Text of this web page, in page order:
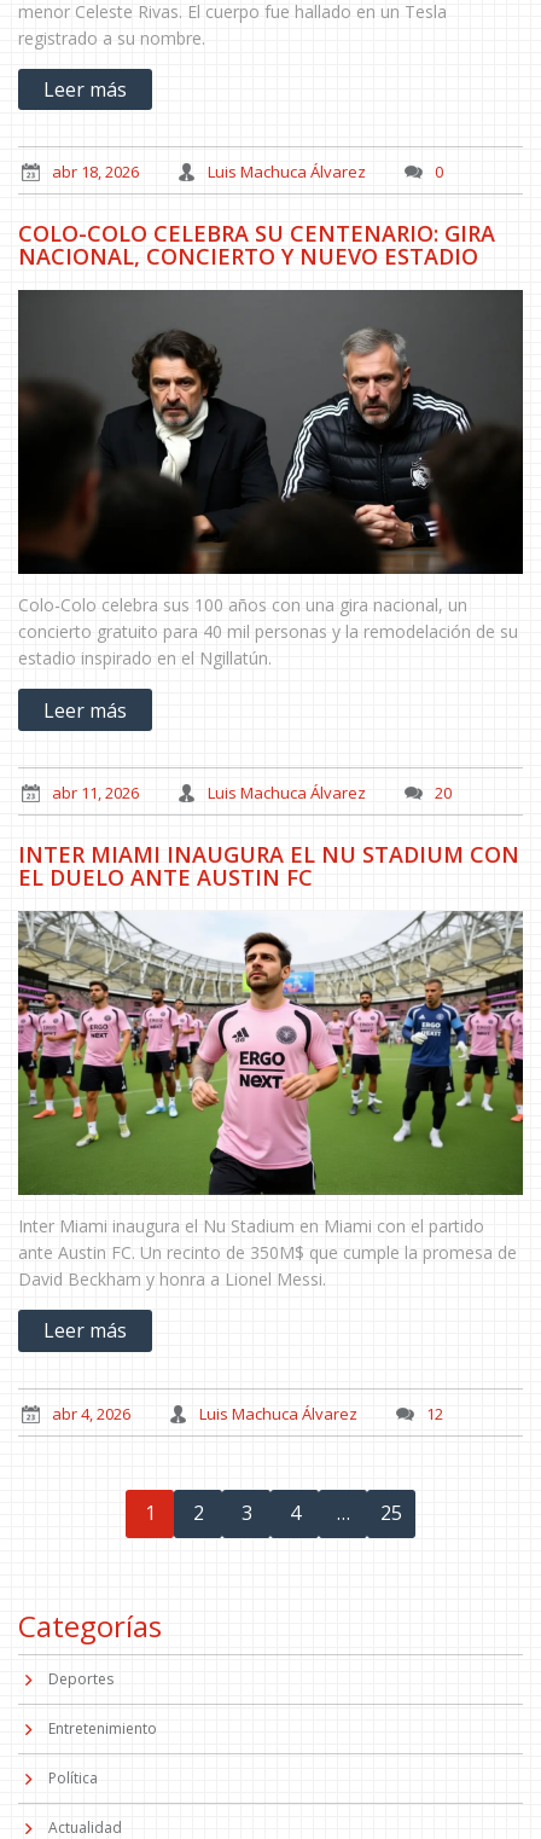
menor Celeste Rivas. El cuerpo fue hallado en un Tesla
registrado a su nombre.
Leer más
abr 18, 2026 Luis Machuca Álvarez 0
COLO-COLO CELEBRA SU CENTENARIO: GIRA
NACIONAL, CONCIERTO Y NUEVO ESTADIO
Colo-Colo celebra sus 100 años con una gira nacional, un
concierto gratuito para 40 mil personas y la remodelación de su
estadio inspirado en el Ngillatún.
Leer más
abr 11, 2026 Luis Machuca Álvarez 20
INTER MIAMI INAUGURA EL NU STADIUM CON
EL DUELO ANTE AUSTIN FC
Inter Miami inaugura el Nu Stadium en Miami con el partido
ante Austin FC. Un recinto de 350M$ que cumple la promesa de
David Beckham y honra a Lionel Messi.
Leer más
abr 4, 2026 Luis Machuca Álvarez 12
1 2 3 4 … 25
Categorías
Deportes
Entretenimiento
Política
Actualidad